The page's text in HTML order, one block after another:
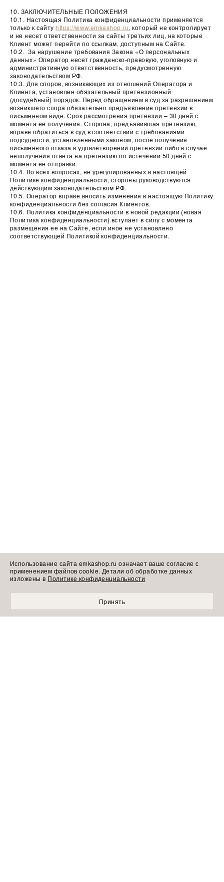
10. ЗАКЛЮЧИТЕЛЬНЫЕ ПОЛОЖЕНИЯ
10.1. Настоящая Политика конфиденциальности применяется
только к сайту https://www.emkashop.ru, который не контролирует
и не несет ответственности за сайты третьих лиц, на которые
Клиент может перейти по ссылкам, доступным на Сайте.
10.2. За нарушение требования Закона «О персональных
данных» Оператор несет гражданско-правовую, уголовную и
административную ответственность, предусмотренную
законодательством РФ.
10.3. Для споров, возникающих из отношений Оператора и
Клиента, установлен обязательный претензионный
(досудебный) порядок. Перед обращением в суд за разрешением
возникшего спора обязательно предъявление претензии в
письменном виде. Срок рассмотрения претензии – 30 дней с
момента ее получения. Сторона, предъявившая претензию,
вправе обратиться в суд в соответствии с требованиями
подсудности, установленными законом, после получения
письменного отказа в удовлетворении претензии либо в случае
неполучения ответа на претензию по истечении 50 дней с
момента ее отправки.
10.4. Во всех вопросах, не урегулированных в настоящей
Политике конфиденциальности, стороны руководствуются
действующим законодательством РФ.
10.5. Оператор вправе вносить изменения в настоящую Политику
конфиденциальности без согласия Клиентов.
10.6. Политика конфиденциальности в новой редакции (новая
Политика конфиденциальности) вступает в силу с момента
размещения ее на Сайте, если иное не установлено
соответствующей Политикой конфиденциальности.
Использование сайта emkashop.ru означает ваше согласие с
применением файлов cookie. Детали об обработке данных
изложены в Политике конфиденциальности
Принять